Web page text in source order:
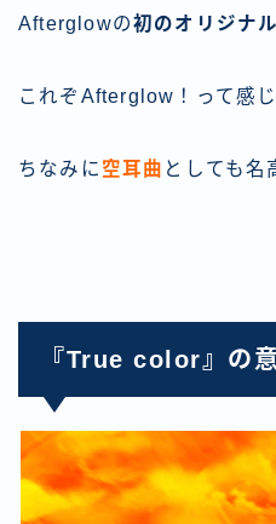
Afterglowの初のオリジナ
これぞAfterglow！って感
ちなみに 空耳曲 としても名
『True color』の